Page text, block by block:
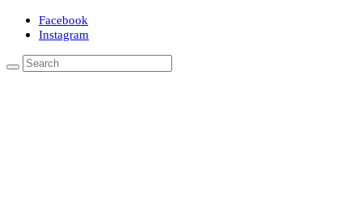
Facebook
Instagram